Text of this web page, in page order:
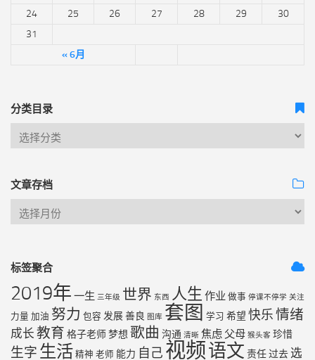
« 6月
24
25 26 27 28 29
30
31
分类目录
文章存档
标签聚合
2019年 一生 三年级 世界 东西 人生 作业 做事 停课不停学 关注
力量 加油 努力 包容 发展善良 图库 套图 学习 希望 快乐情绪
成长 教育 格子老师梦想 歌曲 沟通 清晰 焦虑 父母 猴头客 珍惜
生字 生活 精神 老师 能力 自己 视频语文 责任过去 选